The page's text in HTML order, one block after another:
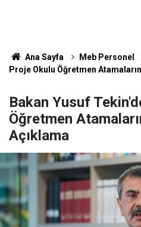
Ana Sayfa Meb Personel
Proje Okulu Öğretmen
Bakan Yusuf
Öğretmen
Açıklama